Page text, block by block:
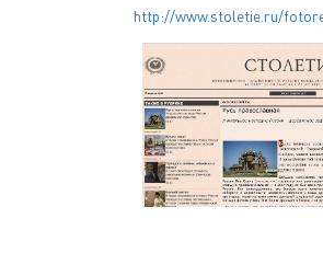
http://www.stoletie.ru/